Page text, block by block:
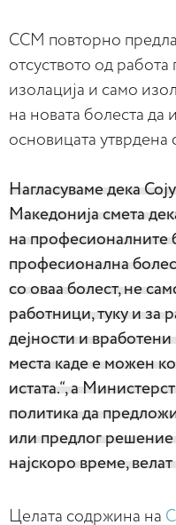
ССМ повторно
отсуството од
изолација и само
на новата болеста да
основицата утврдена
Нагласуваме дека
Македонија смета
на професионалните
професионална
со оваа болест, не
работници, туку и за
дејности и
места каде е можен
истата.“, а
политика да
или предлог
најскоро време,
Целата содржина на